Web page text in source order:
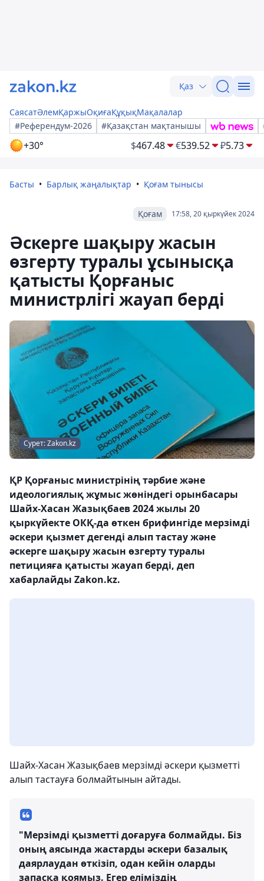
Қаз
СаясатӘлемҚаржыОқиғаҚұқықМақалалар
#Референдум-2026
#Қазақстан мақтанышы
+30° $467.48 €539.52 ₽5.73
Басты Барлық жаңалықтар Қоғам тынысы
17:58, 20 қыркүйек 2024
Қоғам
Әскерге шақыру жасын
өзгерту туралы ұсынысқа
қатысты Қорғаныс
министрлігі жауап берді
Сурет: Zakon.kz
ҚР Қорғаныс министрінің тәрбие және
идеологиялық жұмыс жөніндегі орынбасары
Шайх-Хасан Жазықбаев 2024 жылы 20
қыркүйекте ОКҚ-да өткен брифингіде мерзімді
әскери қызмет дегенді алып тастау және
әскерге шақыру жасын өзгерту туралы
петицияға қатысты жауап берді, деп
хабарлайды Zakon.kz.
Шайх-Хасан Жазықбаев мерзімді әскери қызметті
алып тастауға болмайтынын айтады.
"Мерзімді қызметті доғаруға болмайды. Біз
оның аясында жастарды әскери базалық
даярлаудан өткізіп, одан кейін оларды
запасқа қоямыз. Егер еліміздің